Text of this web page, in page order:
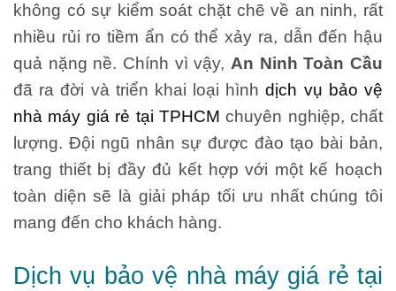
không có sự kiểm soát chặt chẽ về an ninh, rất
nhiều rủi ro tiềm ẩn có thể xảy ra, dẫn đến hậu
quả nặng nề. Chính vì vậy, An Ninh Toàn Cầu
đã ra đời và triển khai loại hìnhdịch vụ bảo vệ
nhà máy giá rẻ tại TPHCM chuyên nghiệp, chất
lượng. Đội ngũ nhân sự được đào tạo bài bản,
trang thiết bị đầy đủ kết hợp với một kế hoạch
toàn diện sẽ là giải pháp tối ưu nhất chúng tôi
mang đến cho khách hàng.
Dịch vụ bảo vệ nhà máy giá rẻ tại